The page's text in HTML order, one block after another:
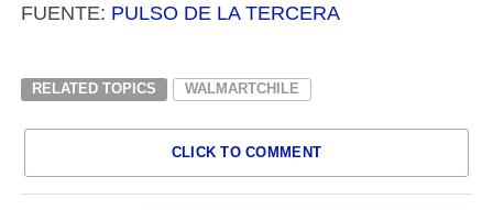
FUENTE: PULSO DE LA TERCERA
RELATED TOPICS WALMARTCHILE
CLICK TO COMMENT